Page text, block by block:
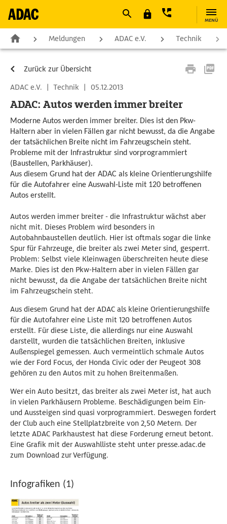
MENÜ
Meldungen ADAC e.V. Technik
Zurück zur Übersicht
ADAC e.V.
| Technik | 05.12.2013
ADAC: Autos werden immer breiter
Moderne Autos werden immer breiter. Dies ist den Pkw-
Haltern aber in vielen Fällen gar nicht bewusst, da die Angabe
der tatsächlichen Breite nicht im Fahrzeugschein steht.
Probleme mit der Infrastruktur sind vorprogrammiert
(Baustellen, Parkhäuser).
Aus diesem Grund hat der ADAC als kleine Orientierungshilfe
für die Autofahrer eine Auswahl-Liste mit 120 betroffenen
Autos erstellt.
Autos werden immer breiter - die Infrastruktur wächst aber
nicht mit. Dieses Problem wird besonders in
Autobahnbaustellen deutlich. Hier ist oftmals sogar die linke
Spur für Fahrzeuge, die breiter als zwei Meter sind, gesperrt.
Problem: Selbst viele Kleinwagen überschreiten heute diese
Marke. Dies ist den Pkw-Haltern aber in vielen Fällen gar
nicht bewusst, da die Angabe der tatsächlichen Breite nicht
im Fahrzeugschein steht.
Aus diesem Grund hat der ADAC als kleine Orientierungshilfe
für die Autofahrer eine Liste mit 120 betroffenen Autos
erstellt. Für diese Liste, die allerdings nur eine Auswahl
darstellt, wurden die tatsächlichen Breiten, inklusive
Außenspiegel gemessen. Auch vermeintlich schmale Autos
wie der Ford Focus, der Honda Civic oder der Peugeot 308
gehören zu den Autos mit zu hohen Breitenmaßen.
Wer ein Auto besitzt, das breiter als zwei Meter ist, hat auch
in vielen Parkhäusern Probleme. Beschädigungen beim Ein-
und Aussteigen sind quasi vorprogrammiert. Deswegen fordert
der Club auch eine Stellplatzbreite von 2,50 Metern. Der
letzte ADAC Parkhaustest hat diese Forderung erneut betont.
Eine Grafik mit der Auswahlliste steht unter presse.adac.de
zum Download zur Verfügung.
Infografiken (1)